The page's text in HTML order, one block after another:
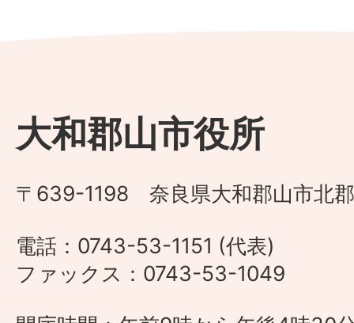
大和郡山市役所
〒639-1198 奈良県大和郡山市北
電話：0743-53-1151 (代表)
ファックス：0743-53-1049